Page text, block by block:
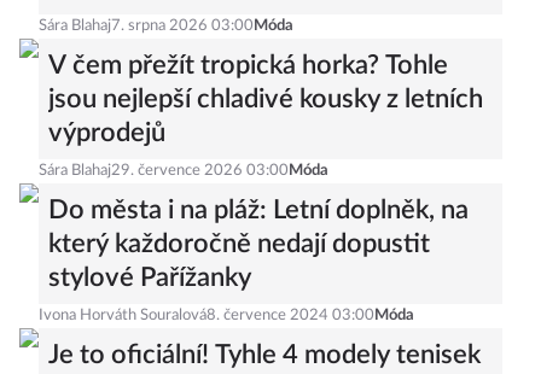
Sára Blahaj7. srpna 2026 03:00 Móda
V čem přežít tropická horka? Tohle
jsou nejlepší chladivé kousky z letních
výprodejů
Sára Blahaj29. července 2026 03:00 Móda
Do města i na pláž: Letní doplněk, na
který každoročně nedají dopustit
stylové Pařížanky
Ivona Horváth Souralová8. července 2024 03:00 Móda
Je to oficiální! Tyhle 4 modely tenisek